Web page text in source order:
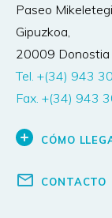
Paseo
Gipuzkoa
20009
Tel. +(34) 943
Fax. +(34) 943
CÓMO
CONTACTO